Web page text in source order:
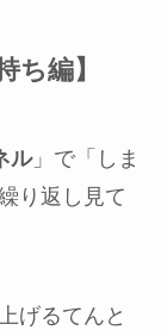
ち編】
ル」で「しま
り返し見て
げるてんと